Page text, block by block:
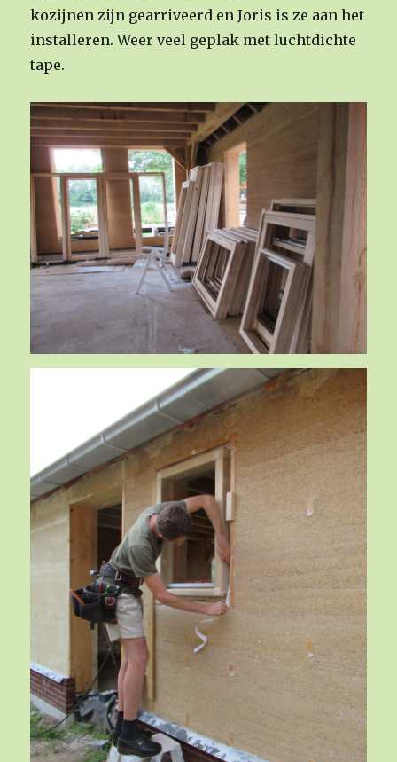
kozijnen zijn gearriveerd en Joris is ze aan het
installeren. Weer veel geplak met luchtdichte
tape.